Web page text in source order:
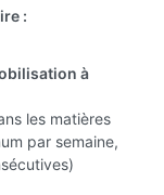
:
à
les matières
par semaine,